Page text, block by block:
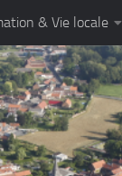
& Vie locale